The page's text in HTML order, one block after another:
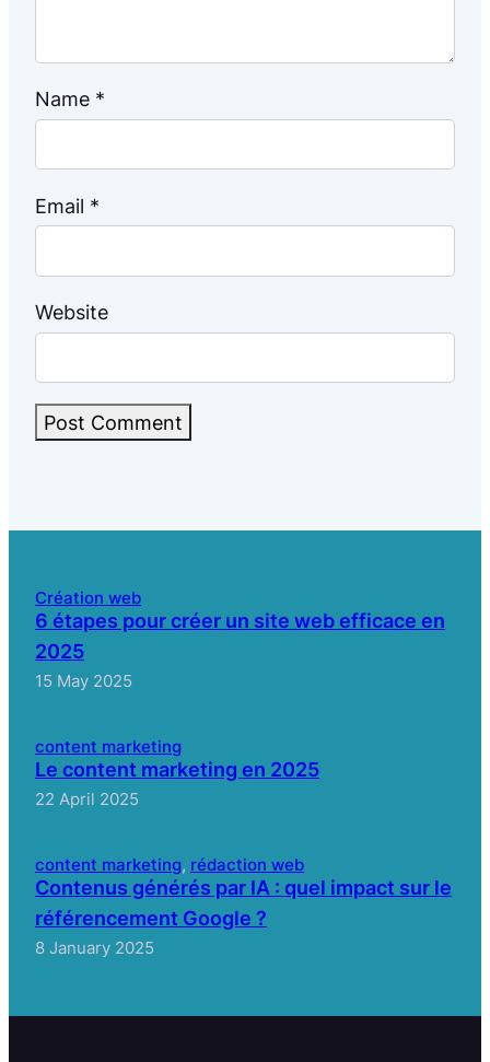
Name *
Email *
Website
Création web
6 étapes pour créer un site web efficace en
2025
15 May 2025
content marketing
Le content marketing en 2025
22 April 2025
content marketing, rédaction web
Contenus générés par IA : quel impact sur le
référencement Google ?
8 January 2025